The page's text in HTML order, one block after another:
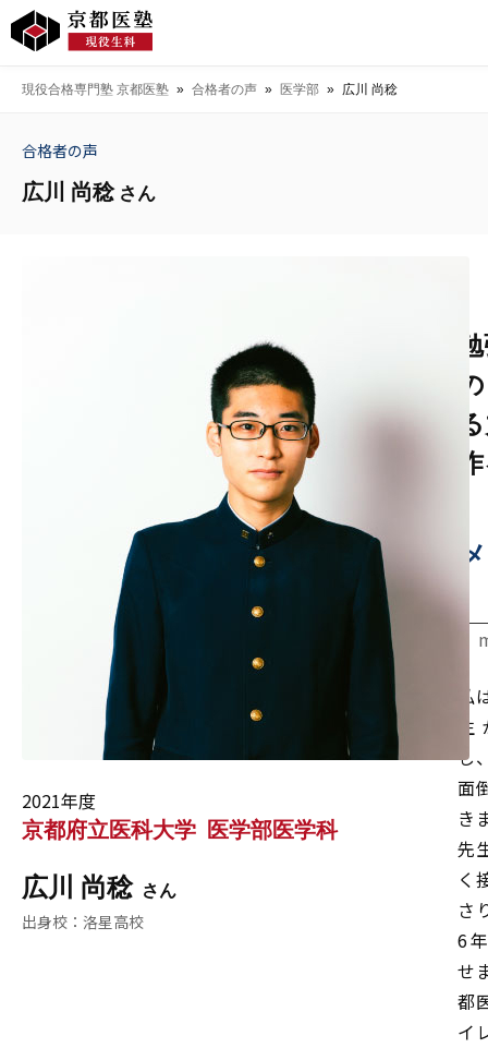
現役合格専門塾 京都医塾 » 合格者の声 » 医学部 » 広川 尚稔
合格者の声
広川 尚稔さん
2021年度
京都府立医科大学 医学部医学科
広川 尚稔
洛星高校
し
面
き
先
く
さ
6
せ
都
イ